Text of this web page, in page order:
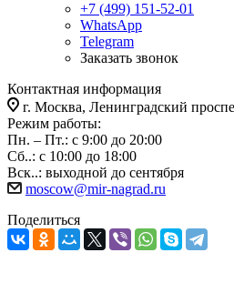
+7 (499) 151-52-01
WhatsApp
Telegram
Заказать звонок
Контактная информация
г. Москва, Ленинградский
Режим работы:
Пн. – Пт.: с 9:00 до 20:00
Сб..: с 10:00 до 18:00
Вск..: выходной до сентября
moscow@mir-nagrad.ru
Поделиться